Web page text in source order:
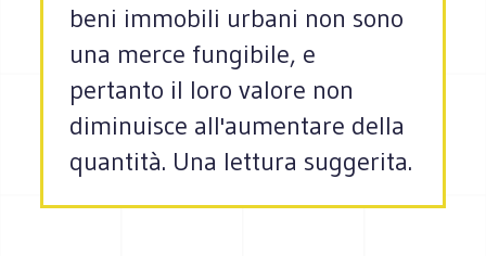
beni immobili urbani non sono
una merce fungibile, e
pertanto il loro valore non
diminuisce all'aumentare della
quantità. Una lettura suggerita.